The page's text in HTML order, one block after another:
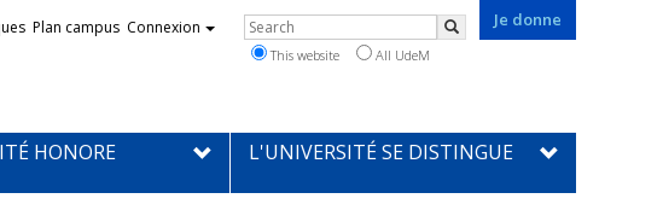
Je donne
Plan campus Connexion Rechercher
Search
This website All UdeM
HONORE L'UNIVERSITÉ SE DISTINGUE